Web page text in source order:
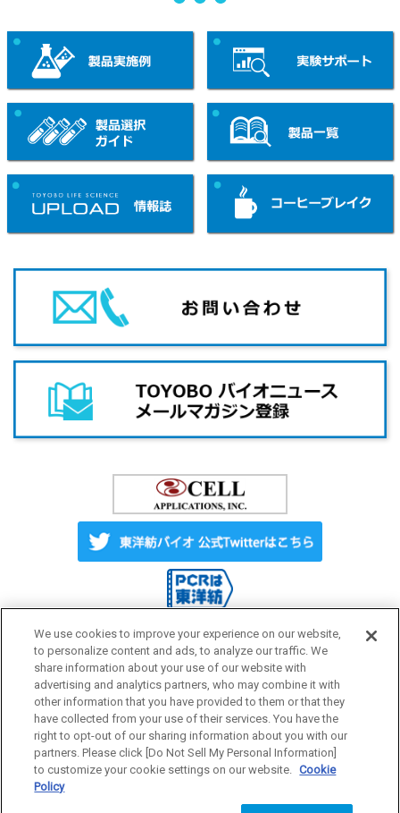
Label License ご利用にあたって
プライバシーポリシー サイトマップ
We use cookies to improve your experience on our website,
to personalize content and ads, to analyze our traffic. We
share information about your use of our website with
advertising and analytics partners, who may combine it with
other information that you have provided to them or that they
have collected from your use of their services. You have the
right to opt-out of our sharing information about you with our
partners. Please click [Do Not Sell My Personal Information]
to customize your cookie settings on our website. Cookie
Policy